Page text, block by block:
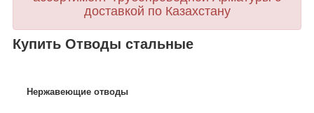
доставкой по Казахстану
Купить Отводы стальные
Нержавеющие отводы